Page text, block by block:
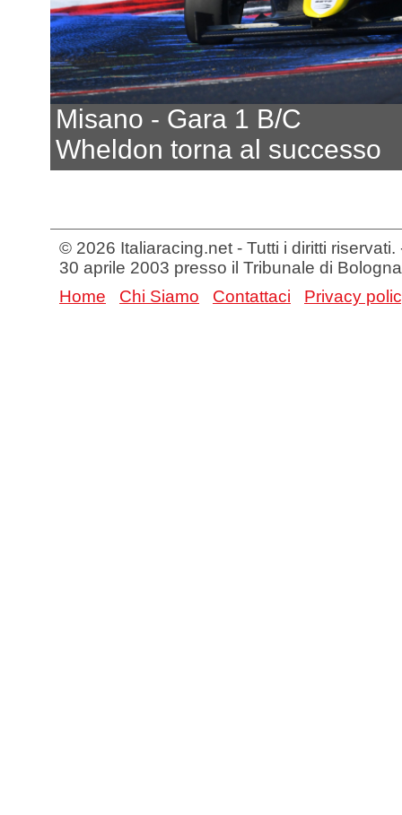
Misano - Gara 1 B/C
Wheldon torna al successo
© 2026 Italiaracing.net - Tutti i diritti
30 aprile 2003 presso il Tribunale di Bologna
Home
Chi Siamo Contattaci Privacy